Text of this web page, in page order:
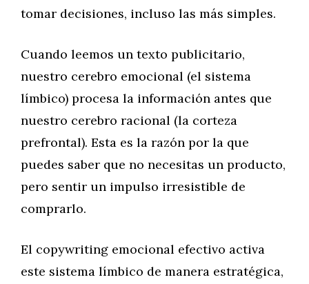
tomar decisiones, incluso las más simples.
Cuando leemos un texto publicitario,
nuestro cerebro emocional (el sistema
límbico) procesa la información antes que
nuestro cerebro racional (la corteza
prefrontal). Esta es la razón por la que
puedes saber que no necesitas un producto,
pero sentir un impulso irresistible de
comprarlo.
El copywriting emocional efectivo activa
este sistema límbico de manera estratégica,